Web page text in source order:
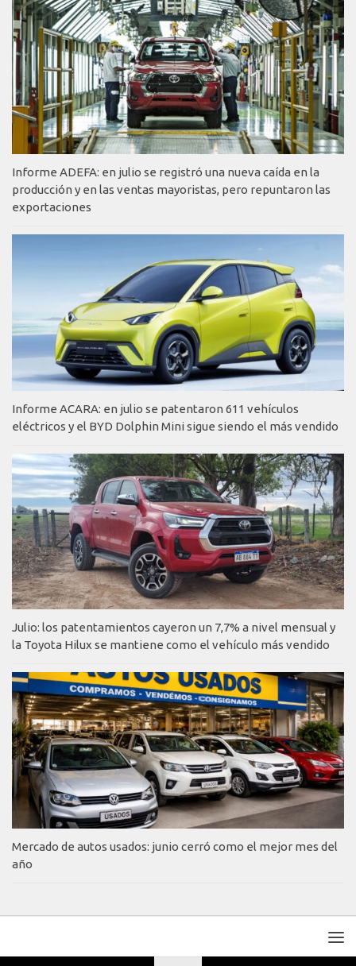
Informe ADEFA: en julio se registró una nueva caída en la
producción y en las ventas mayoristas, pero repuntaron las
exportaciones
Informe ACARA: en julio se patentaron 611 vehículos
eléctricos y el BYD Dolphin Mini sigue siendo el más vendido
Julio: los patentamientos cayeron un 7,7% a nivel mensual y
la Toyota Hilux se mantiene como el vehículo más vendido
Mercado de autos usados: junio cerró como el mejor mes del
año